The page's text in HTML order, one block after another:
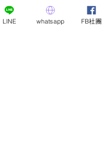
LINE whatsapp FB社團